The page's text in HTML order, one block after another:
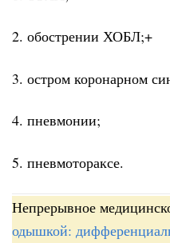
2. обострении ХОБЛ;+
3. остром коронарном
4. пневмонии;
5. пневмотораксе.
Непрерывное
одышкой: